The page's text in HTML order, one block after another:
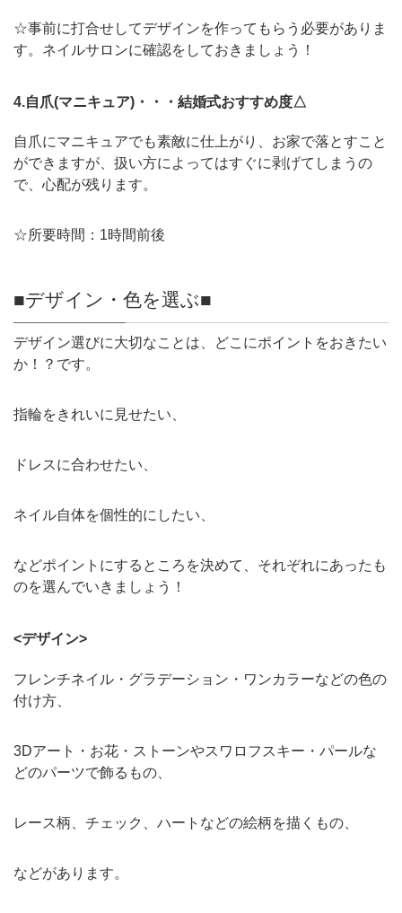
☆事前に打合せしてデザインを作ってもらう必要がありま
す。ネイルサロンに確認をしておきましょう！
4.自爪(マニキュア)・・・結婚式おすすめ度△
自爪にマニキュアでも素敵に仕上がり、お家で落とすこと
ができますが、扱い方によってはすぐに剥げてしまうの
で、心配が残ります。
☆所要時間：1時間前後
■デザイン・色を選ぶ■
デザイン選びに大切なことは、どこにポイントをおきたい
か！？です。
指輪をきれいに見せたい、
ドレスに合わせたい、
ネイル自体を個性的にしたい、
などポイントにするところを決めて、それぞれにあったも
のを選んでいきましょう！
<デザイン>
フレンチネイル・グラデーション・ワンカラーなどの色の
付け方、
3Dアート・お花・ストーンやスワロフスキー・パールな
どのパーツで飾るもの、
レース柄、チェック、ハートなどの絵柄を描くもの、
などがあります。